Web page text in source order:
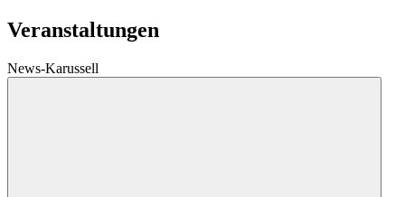
Veranstaltungen
News-Karussell